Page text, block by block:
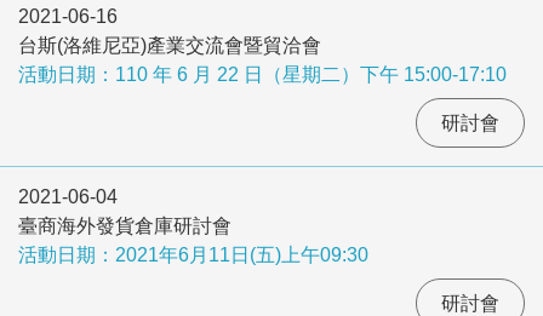
2021-06-16
台斯(洛維尼亞)產業交流會暨貿洽會
活動日期：110 年 6 月 22 日（星期二）下午 15:00-17:10
研討會
2021-06-04
臺商海外發貨倉庫研討會
活動日期：2021年6月11日(五)上午09:30
研討會